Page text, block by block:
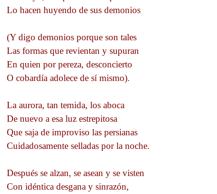
Lo hacen huyendo de sus demonios
(Y digo demonios porque son tales
Las formas que revientan y supuran
En quien por pereza, desconcierto
O cobardía adolece de sí mismo).
La aurora, tan temida, los aboca
De nuevo a esa luz estrepitosa
Que saja de improviso las persianas
Cuidadosamente selladas por la noche.
Después se alzan, se asean y se visten
Con idéntica desgana y sinrazón,